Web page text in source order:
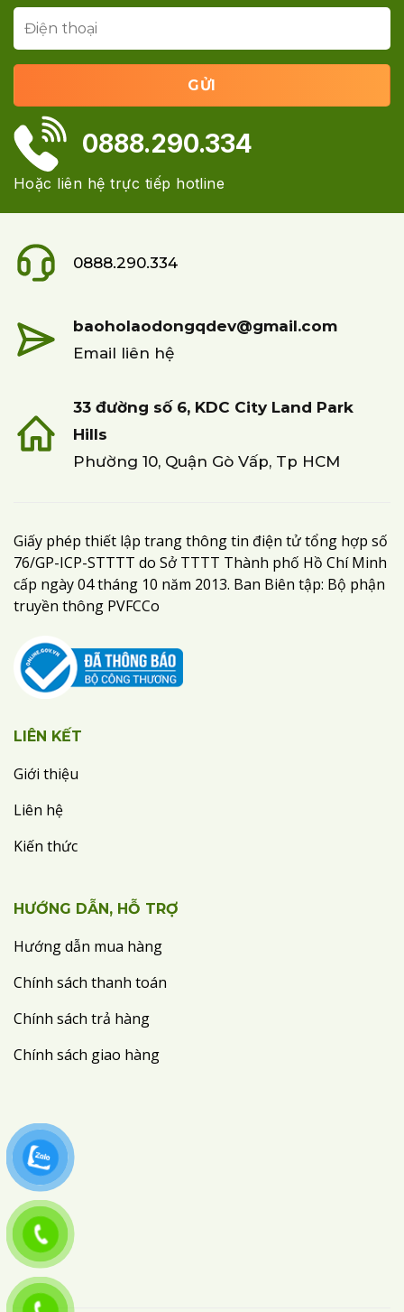
0888.290.334
Hoặc liên hệ trực tiếp hotline
0888.290.334
baoholaodongqdev@gmail.com
Email liên hệ
33 đường số 6, KDC City Land Park
Hills
Phường 10, Quận Gò Vấp, Tp HCM
Giấy phép thiết lập trang thông tin điện tử tổng hợp số
76/GP-ICP-STTTT do Sở TTTT Thành phố Hồ Chí Minh
cấp ngày 04 tháng 10 năm 2013. Ban Biên tập: Bộ phận
truyền thông PVFCCo
LIÊN KẾT
Giới thiệu
Liên hệ
Kiến thức
HƯỚNG DẪN, HỖ TRỢ
Hướng dẫn mua hàng
Chính sách thanh toán
Chính sách trả hàng
Chính sách giao hàng